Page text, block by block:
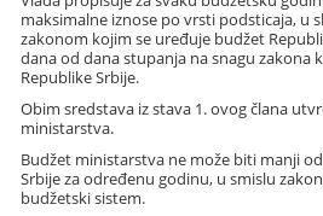
maksimalne iznose po vrsti podsticaja, u
zakonom kojim se uređuje budžet
dana od dana stupanja na snagu zakona
Republike Srbije.
Obim sredstava iz stava 1. ovog člana
ministarstva.
Budžet ministarstva ne može biti manji
Srbije za određenu godinu, u smislu
budžetski sistem.